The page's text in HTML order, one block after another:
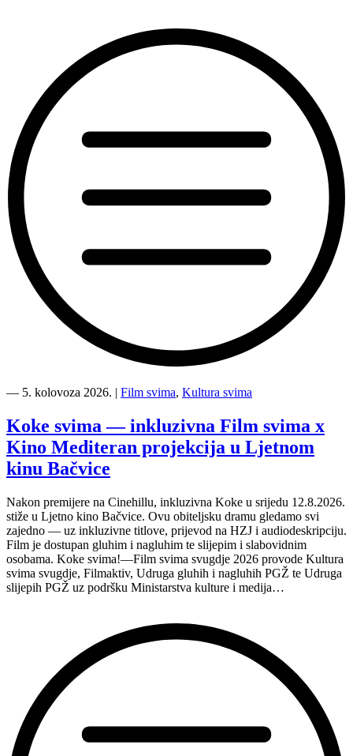
Mediteran
Film
svima
nastavljaju
inkluzivnu
turneju
Hvaru”
― 5. kolovoza 2026. | Film svima, Kultura svima
Koke svima — inkluzivna Film svima x
Kino Mediteran projekcija u Ljetnom
kinu Bačvice
Nakon premijere na Cinehillu, inkluzivna Koke u srijedu 12.8.2026.
stiže u Ljetno kino Bačvice. Ovu obiteljsku dramu gledamo svi
zajedno — uz inkluzivne titlove, prijevod na HZJ i audiodeskripciju.
Film je dostupan gluhim i nagluhim te slijepim i slabovidnim
osobama. Koke svima!—Film svima svugdje 2026 provode Kultura
svima svugdje, Filmaktiv, Udruga gluhih i nagluhih PGŽ te Udruga
slijepih PGŽ uz podršku Ministarstva kulture i medija…